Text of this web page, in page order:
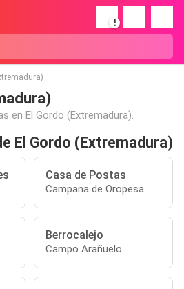
!
en El Gordo (Extremadura).
El Gordo (Extremadura)
Casa de Postas
Campana de Oropesa
Berrocalejo
Campo Arañuelo